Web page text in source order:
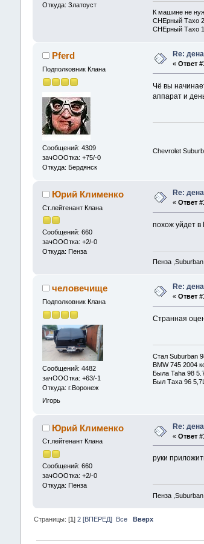
Откуда: Златоуст
К машине не
CHEрный Тахо
CHEрный Тахо
Pferd
Подполковник Клана
Сообщений: 4309
зачОООтка: +75/-0
Откуда: Бердянск
Re:
« Ответ
Чё вы
аппарат и
Chevrolet
Юрий Клименко
Ст.лейтенант Клана
Сообщений: 660
зачОООтка: +2/-0
Откуда: Пенза
Re:
« Ответ
похож уйдет в
Пенза
человечище
Подполковник Клана
Сообщений: 4482
зачОООтка: +63/-1
Откуда: г.Воронеж
Игорь
Re:
« Ответ
Странная
Стал Suburban
BMW 745 2004
Была Taha 98
Был Таха 96
Юрий Клименко
Ст.лейтенант Клана
Сообщений: 660
зачОООтка: +2/-0
Откуда: Пенза
Re:
« Ответ
руки
Пенза
Страницы: [1] 2 [ВПЕРЕД] Все
Вверх